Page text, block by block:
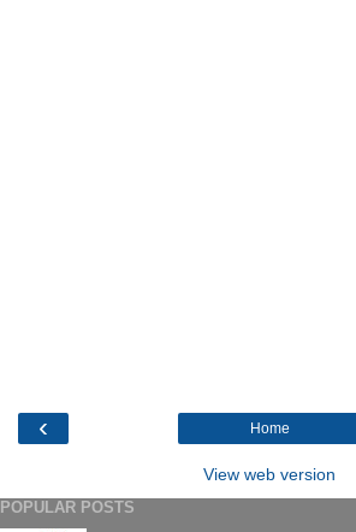
‹ Home
View web version
POPULAR POSTS